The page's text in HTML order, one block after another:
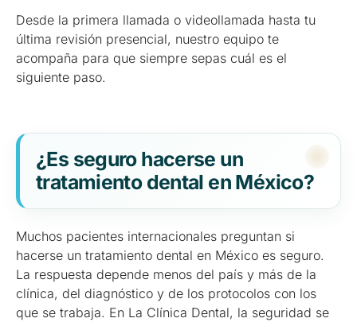
Desde la primera llamada o videollamada hasta tu
última revisión presencial, nuestro equipo te
acompaña para que siempre sepas cuál es el
siguiente paso.
¿Es seguro hacerse un
tratamiento dental en México?
Muchos pacientes internacionales preguntan si
hacerse un tratamiento dental en México es seguro.
La respuesta depende menos del país y más de la
clínica, del diagnóstico y de los protocolos con los
que se trabaja. En La Clínica Dental, la seguridad se